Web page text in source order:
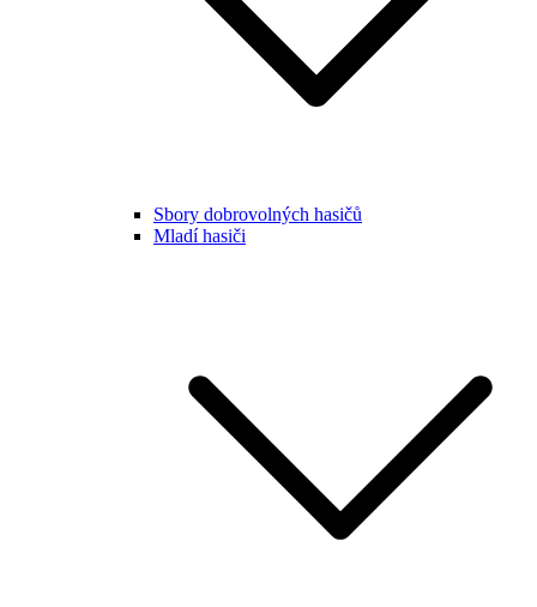
Sbory dobrovolných hasičů
Mladí hasiči